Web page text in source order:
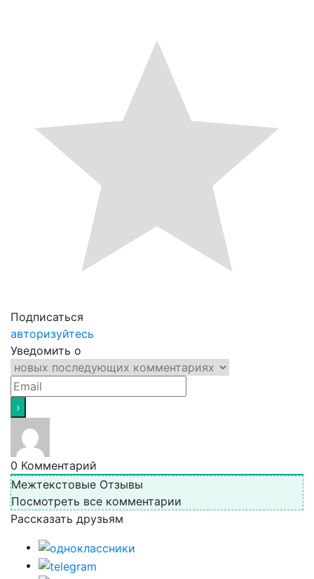
Подписаться
авторизуйтесь
Уведомить о
0 Комментарий
Межтекстовые Отзывы
Посмотреть все комментарии
Рассказать друзьям